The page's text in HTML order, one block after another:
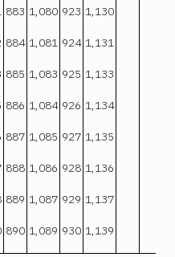
883
884
885
886
887
888
889
890
1,080
1,081
1,083
1,084
1,085
1,086
1,087
1,089
923
924
925
926
927
928
929
930
1,130
1,131
1,133
1,134
1,135
1,136
1,137
1,139